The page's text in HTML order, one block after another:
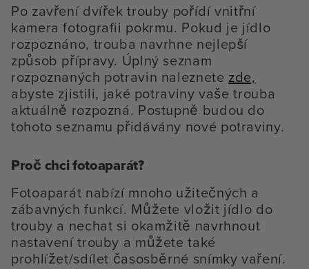
Po zavření dvířek trouby pořídí vnitřní
kamera fotografii pokrmu. Pokud je jídlo
rozpoznáno, trouba navrhne nejlepší
způsob přípravy. Úplný seznam
rozpoznaných potravin naleznetezde,
abyste zjistili, jaké potraviny vaše trouba
aktuálně rozpozná. Postupně budou do
tohoto seznamu přidávány nové potraviny.
Proč chci fotoaparát?
Fotoaparát nabízí mnoho užitečných a
zábavných funkcí. Můžete vložit jídlo do
trouby a nechat si okamžitě navrhnout
nastavení trouby a můžete také
prohlížet/sdílet časosběrné snímky vaření.